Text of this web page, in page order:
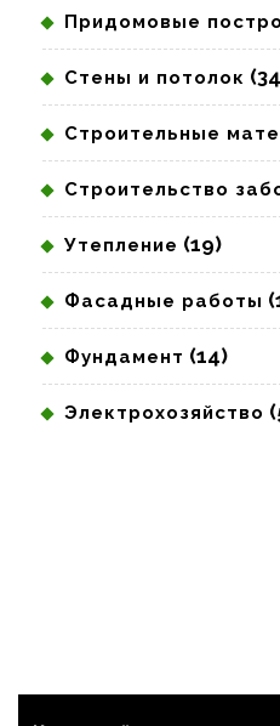
Придомовые
Стены и потолок
Строительные
Строительство
Утепление (19)
Фасадные работы
Фундамент (14)
Электрохозяйство